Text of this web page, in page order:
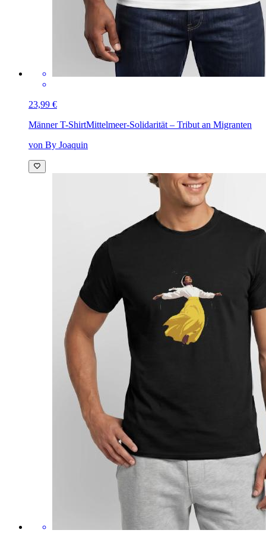
23,99 €
Männer T-ShirtMittelmeer-Solidarität – Tribut an Migranten
von By Joaquin